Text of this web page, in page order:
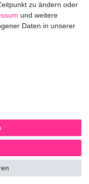
AGB
zu ändern oder
und weitere
Daten in unserer